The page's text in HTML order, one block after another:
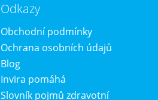
Odkazy
Obchodní podmínky
Ochrana osobních údajů
Blog
Invira pomáhá
Slovník pojmů zdravotní